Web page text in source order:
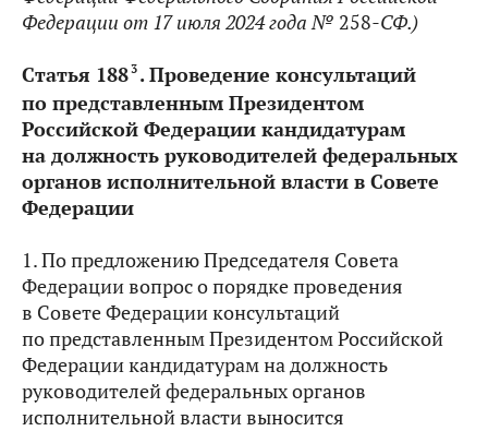
Федерации от 17 июля 2024 года № 258-СФ.)
Статья 1883 .Проведение консультаций
по представленным Президентом
Российской Федерации кандидатурам
на должность руководителей федеральных
органов исполнительной власти в Совете
Федерации
1. По предложению Председателя Совета
Федерации вопрос о порядке проведения
в Совете Федерации консультаций
по представленным Президентом Российской
Федерации кандидатурам на должность
руководителей федеральных органов
исполнительной власти выносится